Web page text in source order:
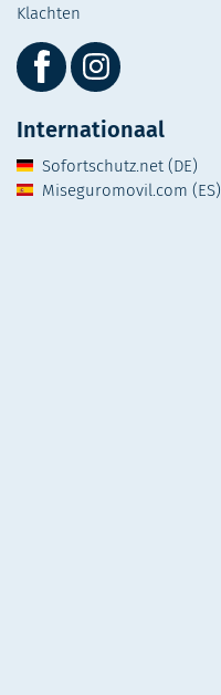
Klachten
Internationaal
Sofortschutz.net (DE)
Miseguromovil.com (ES)